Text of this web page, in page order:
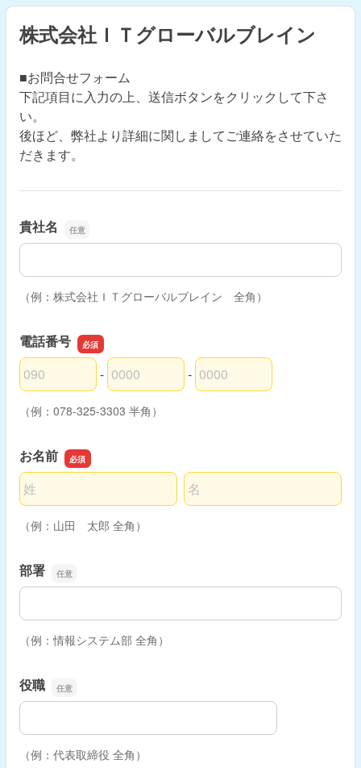
株式会社ＩＴグローバルブレイン
■お問合せフォーム
下記項目に入力の上、送信ボタンをクリックして下さ
い。
後ほど、弊社より詳細に関しましてご連絡をさせていた
だきます。
貴社名
貴社名
（例：株式会社ＩＴグローバルブレイン 全角）
電話番号
電話番号の市外局番
-
電話番号の市内局番 -
電話番号の加入者番号
（例：078-325-3303 半角）
お名前
名前の姓
名前の名
（例：山田 太郎 全角）
部署
部署
（例：情報システム部 全角）
役職
役職
（例：代表取締役 全角）